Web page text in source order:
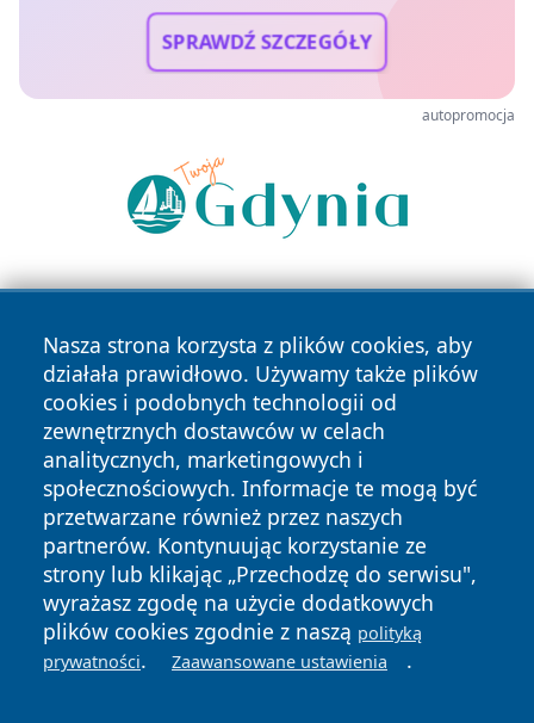
SPRAWDŹ SZCZEGÓŁY
autopromocja
Nasza strona korzysta z plików cookies, aby
działała prawidłowo. Używamy także plików
cookies i podobnych technologii od
zewnętrznych dostawców w celach
analitycznych, marketingowych i
społecznościowych. Informacje te mogą być
przetwarzane również przez naszych
partnerów. Kontynuując korzystanie ze
strony lub klikając „Przechodzę do serwisu",
wyrażasz zgodę na użycie dodatkowych
plików cookies zgodnie z naszą polityką
prywatności. Zaawansowane ustawienia .
Copyright © 2026 raciborski24.pl Wszystkie prawa
zastrzeżone.
News Autorzy
Polityka
Prywatności
Polityka
Cookies